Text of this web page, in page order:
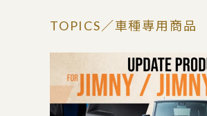
TOPICS ／車種専用商品